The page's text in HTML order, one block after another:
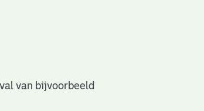
van bijvoorbeeld